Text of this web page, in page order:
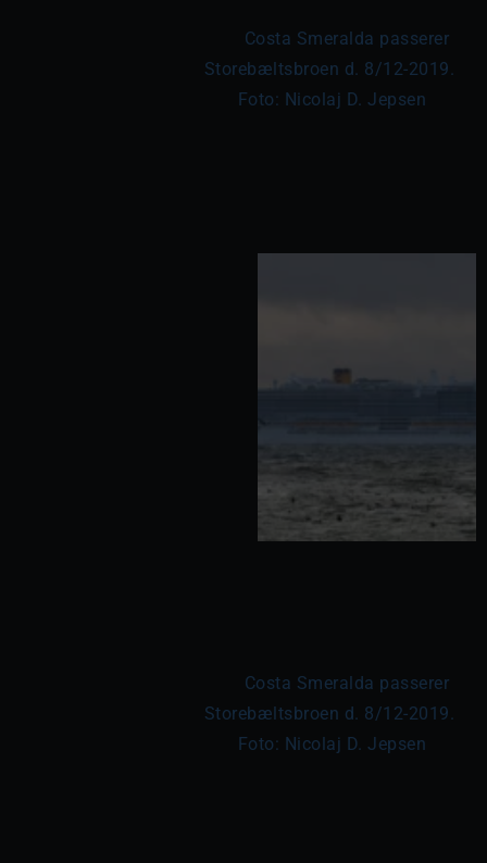
Storebæltsbroen d. 8/12-2019.
Foto: Nicolaj D. Jepsen
Storebæltsbroen d. 8/12-2019.
Foto: Nicolaj D. Jepsen